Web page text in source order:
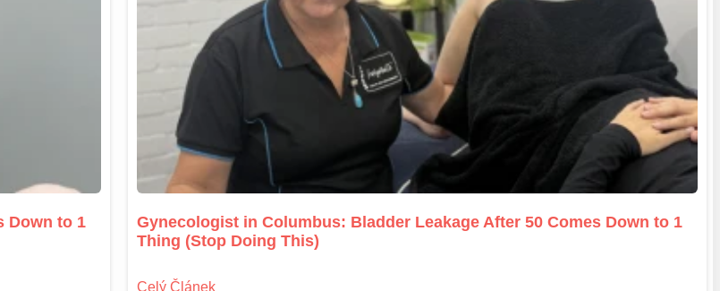
Down to 1
Gynecologist in Columbus: Bladder Leakage After 50 Comes Down to 1
Thing (Stop Doing This)